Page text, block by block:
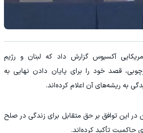
آکسیوس گزارش داد که لبنان و رژیم
قصد خود را برای پایان دادن نهایی به
به ریشه‌های آن اعلام کرده‌اند.
در این توافق بر حق متقابل برای زندگی در صلح
حاکمیت تأکید کرده‌اند.